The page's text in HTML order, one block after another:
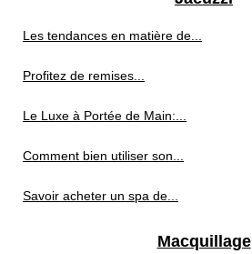
Les tendances en matière de...
Profitez de remises...
Le Luxe à Portée de Main:...
Comment bien utiliser son...
Savoir acheter un spa de...
Macquillage